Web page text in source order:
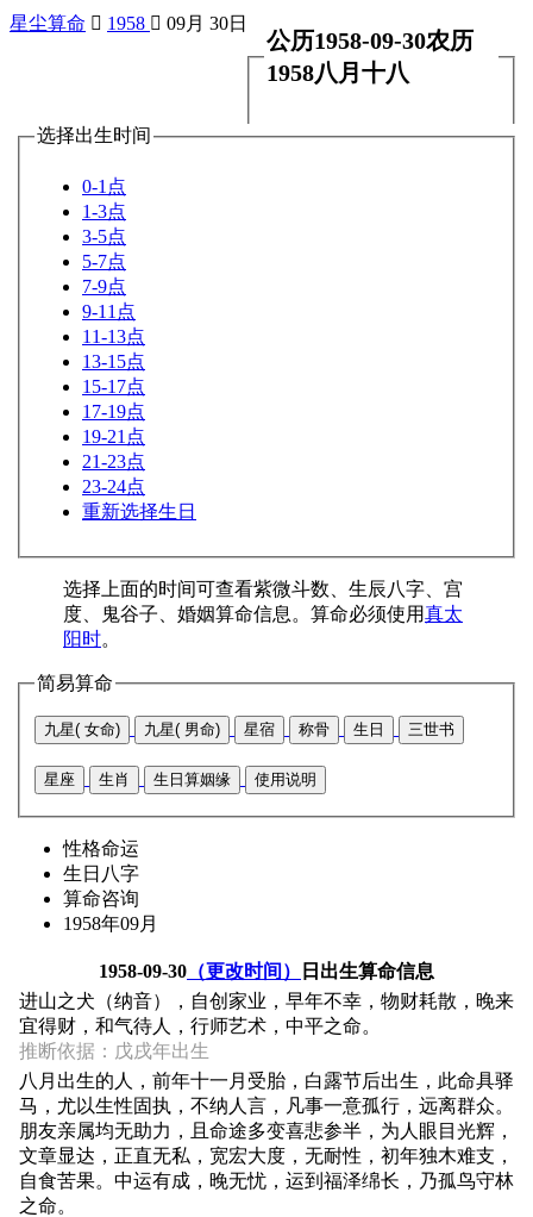
星尘算命  1958  09月 30日
公历1958-09-30农历
1958八月十八
选择出生时间
0-1点
1-3点
3-5点
5-7点
7-9点
9-11点
11-13点
13-15点
15-17点
17-19点
19-21点
21-23点
23-24点
重新选择生日
选择上面的时间可查看紫微斗数、生辰八字、宫
度、鬼谷子、婚姻算命信息。算命必须使用真太
阳时。
简易算命
九星( 女命) 九星( 男命) 星宿 称骨 生日 三世书
星座 生肖 生日算姻缘 使用说明
性格命运
生日八字
算命咨询
1958年09月
1958-09-30 （更改时间）
日出生算命信息
进山之犬（纳音），自创家业，早年不幸，物财耗散，晚来
宜得财，和气待人，行师艺术，中平之命。
推断依据：戊戌年出生
八月出生的人，前年十一月受胎，白露节后出生，此命具驿
马，尤以生性固执，不纳人言，凡事一意孤行，远离群众。
朋友亲属均无助力，且命途多变喜悲参半，为人眼目光辉，
文章显达，正直无私，宽宏大度，无耐性，初年独木难支，
自食苦果。中运有成，晚无忧，运到福泽绵长，乃孤鸟守林
之命。